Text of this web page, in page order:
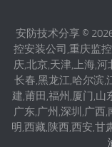
安防技术分享 ©
控安装公司,重庆监
庆,北京,天津,上海,
长春,黑龙江,哈尔滨,
建,莆田,福州,厦门,山
广东,广州,深圳,广西
明,西藏,陕西,西安,甘